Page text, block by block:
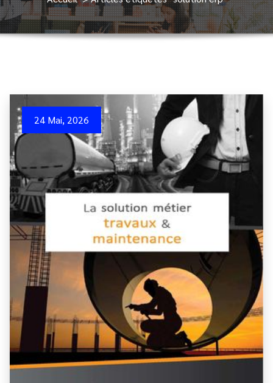
24 Mai, 2026